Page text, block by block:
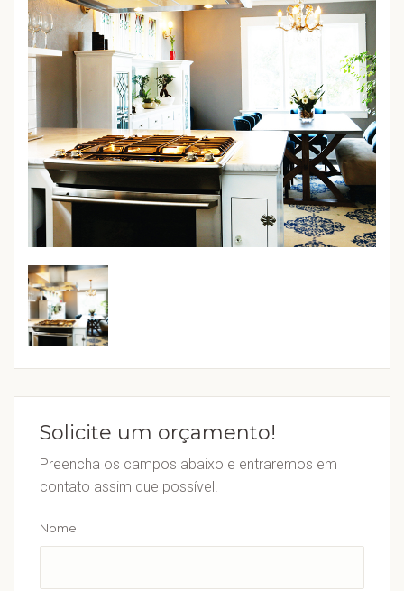
Solicite um orçamento!
Preencha os campos abaixo e entraremos em
contato assim que possível!
Nome: